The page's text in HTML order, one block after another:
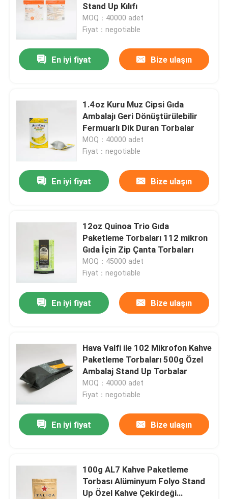
Stand Up Kılıfı
MOQ：40000 adet
Fiyat：negotiable
En iyi fiyat Bize ulaşın
1.4oz Kuru Muz Cipsi Gıda
Ambalajı Geri Dönüştürülebilir
Fermuarlı Dik Duran Torbalar
MOQ：40000 adet
Fiyat：negotiable
En iyi fiyat Bize ulaşın
12oz Quinoa Trio Gıda
Paketleme Torbaları 112 mikron
Gıda İçin Zip Çanta Torbaları
MOQ：45000 adet
Fiyat：negotiable
En iyi fiyat Bize ulaşın
Hava Valfi ile 102 Mikrofon Kahve
Paketleme Torbaları 500g Özel
Ambalaj Stand Up Torbalar
MOQ：40000 adet
Fiyat：negotiable
En iyi fiyat Bize ulaşın
100g AL7 Kahve Paketleme
Torbası Alüminyum Folyo Stand
Up Özel Kahve Çekirdeği